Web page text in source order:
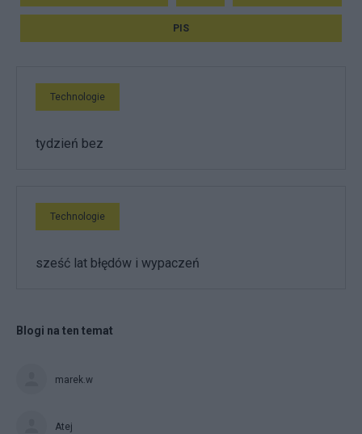
PIS
Technologie
tydzień bez
Technologie
sześć lat błędów i wypaczeń
Blogi na ten temat
marek.w
Atej